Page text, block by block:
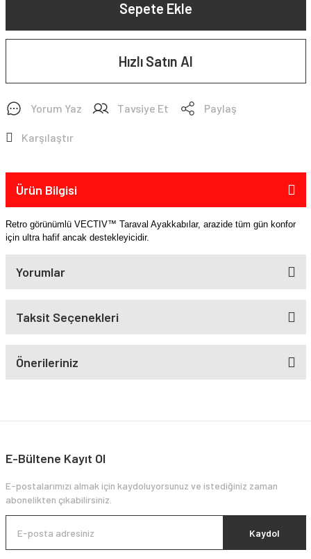
Sepete Ekle
Hızlı Satın Al
Yorum Yaz Tavsiye Et Paylaş
Karşılaştır
Ürün Bilgisi
Retro görünümlü VECTIV™ Taraval Ayakkabılar, arazide tüm gün konfor
için ultra hafif ancak destekleyicidir.
Yorumlar
Taksit Seçenekleri
Önerileriniz
E-Bültene Kayıt Ol
E-postalarımızı almak için kaydoluyorsunuz ve istediğiniz zaman
abonelikten çıkabilirsiniz.
Kaydol